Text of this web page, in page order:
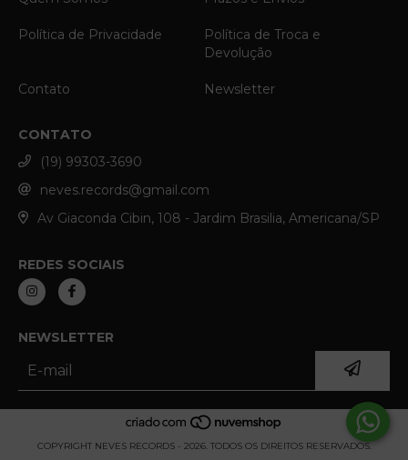
Política de Privacidade
Política de Troca e
Devolução
Contato Newsletter
CONTATO
(19) 99303-3690
neves.records@gmail.com
Av Giaconda Cibin, 108 - Jardim Brasilia, Americana/SP
REDES SOCIAIS
NEWSLETTER
COPYRIGHT NEVES RECORDS - 2026. TODOS OS DIREITOS RESERVADOS.